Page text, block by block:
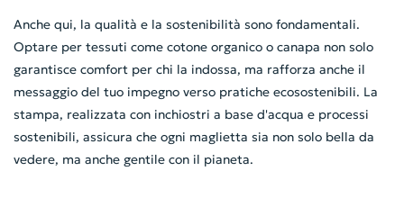
Anche qui, la qualità e la sostenibilità sono fondamentali.
Optare per tessuti come cotone organico o canapa non solo
garantisce comfort per chi la indossa, ma rafforza anche il
messaggio del tuo impegno verso pratiche ecosostenibili. La
stampa, realizzata con inchiostri a base d'acqua e processi
sostenibili, assicura che ogni maglietta sia non solo bella da
vedere, ma anche gentile con il pianeta.